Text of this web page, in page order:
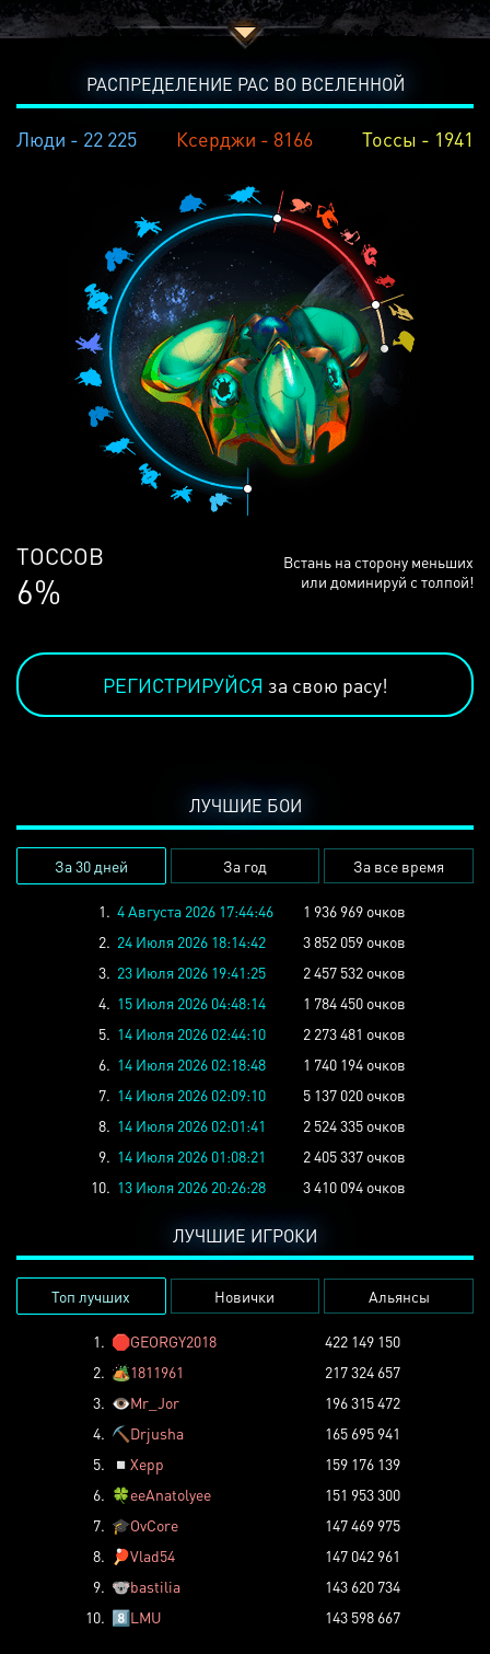
РАСПРЕДЕЛЕНИЕ РАС ВО ВСЕЛЕННОЙ
Люди - 22 225 Ксерджи - 8166 Тоссы - 1941
ЛЮДЕЙ
68%
Встань на сторону меньших
или доминируй с толпой!
РЕГИСТРИРУЙСЯ за свою расу!
ЛУЧШИЕ БОИ
За 30 дней За год За все время
1. 4 Августа 2026 17:44:46
1 936 969 очков
2. 24 Июля 2026 18:14:42
3 852 059 очков
3. 23 Июля 2026 19:41:25
2 457 532 очков
4. 15 Июля 2026 04:48:14
1 784 450 очков
5. 14 Июля 2026 02:44:10
2 273 481 очков
6. 14 Июля 2026 02:18:48
1 740 194 очков
7. 14 Июля 2026 02:09:10
5 137 020 очков
8. 14 Июля 2026 02:01:41
2 524 335 очков
9. 14 Июля 2026 01:08:21
2 405 337 очков
10. 13 Июля 2026 20:26:28 3 410 094 очков
ЛУЧШИЕ ИГРОКИ
Топ лучших Новички Альянсы
1. 🛑GEORGY2018
422 149 150
2. 🏕️1811961
217 324 657
3. 👁️Mr_Jor
196 315 472
4. ⛏️ Drjusha
165 695 941
5.
◽ Xepp
159 176 139
6. 🍀eeAnatolyee
151 953 300
7. 🎓OvCore
147 469 975
8.
🏓Vlad54
147 042 961
9. 🐨bastilia
143 620 734
10. 8️⃣LMU 143 598 667